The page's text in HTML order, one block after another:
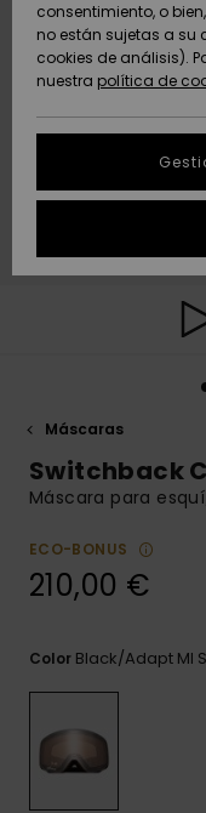
AYUDA &
CONTACTO
SOSTENIBILIDAD
Máscaras
Switchback
Máscara para
ECO-BONUS
210,00 €
Color Black/adapt Ml
consentimiento, o
no están sujetas a
cookies de análisis).
nuestra política de